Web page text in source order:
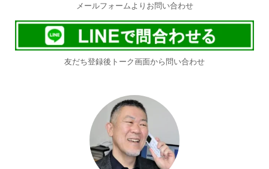
メールフォームよりお問い合わせ
友だち登録後トーク画面から問い合わせ